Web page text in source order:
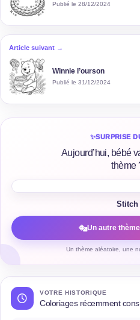
Publié le 28/12/2024
Article suivant →
Winnie l’ourson
Publié le 31/12/2024
✨SURPRISE
Aujourd’hui, bébé
thème
Stitch
Un autre
Un thème aléatoire, une
VOTRE HISTORIQUE
Coloriages récemment